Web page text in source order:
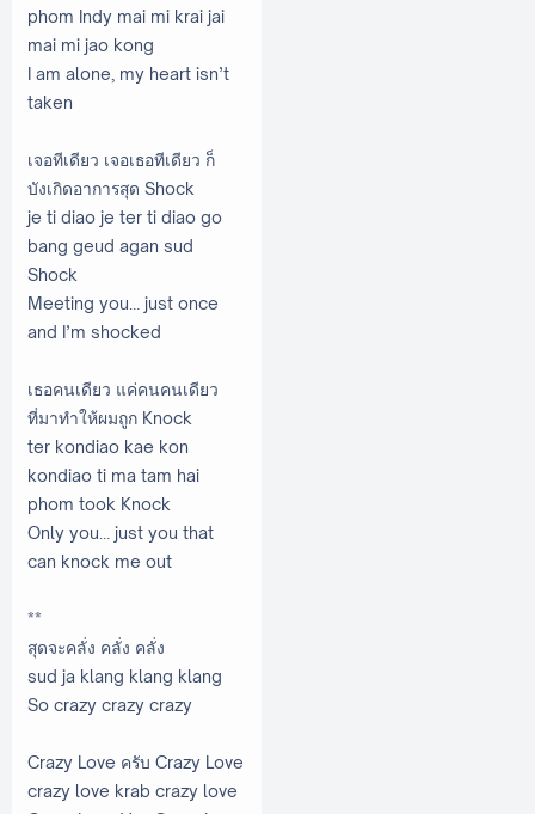
phom Indy mai mi krai jai
mai mi jao kong
I am alone, my heart isn’t
taken
เจอทีเดียว เจอเธอทีเดียว ก็
บังเกิดอาการสุด Shock
je ti diao je ter ti diao go
bang geud agan sud
Shock
Meeting you… just once
and I’m shocked
เธอคนเดียว แค่คนคนเดียว
ที่มาทำให้ผมถูก Knock
ter kondiao kae kon
kondiao ti ma tam hai
phom took Knock
Only you… just you that
can knock me out
**
สุดจะคลั่ง คลั่ง คลั่ง
sud ja klang klang klang
So crazy crazy crazy
Crazy Love ครับ Crazy Love
crazy love krab crazy love